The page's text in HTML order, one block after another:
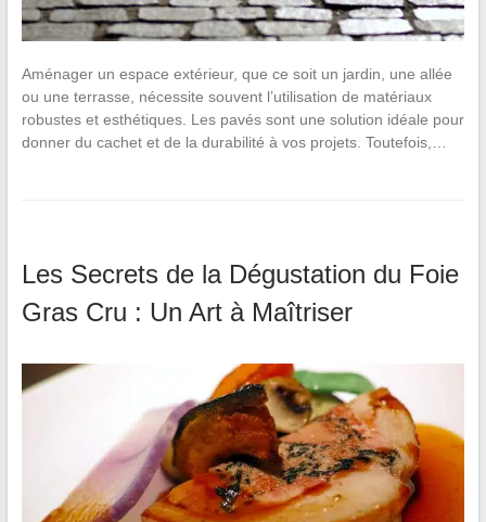
Aménager un espace extérieur, que ce soit un jardin, une allée
ou une terrasse, nécessite souvent l’utilisation de matériaux
robustes et esthétiques. Les pavés sont une solution idéale pour
donner du cachet et de la durabilité à vos projets. Toutefois,…
Les Secrets de la Dégustation du Foie
Gras Cru : Un Art à Maîtriser